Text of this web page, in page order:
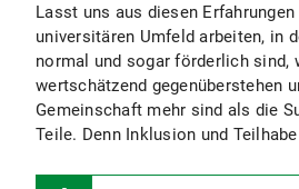
Lasst uns aus diesen
universitären Umfeld arbeiten, in
normal und sogar förderlich sind,
wertschätzend gegenüberstehen
Gemeinschaft mehr sind als die
Teile. Denn Inklusion und